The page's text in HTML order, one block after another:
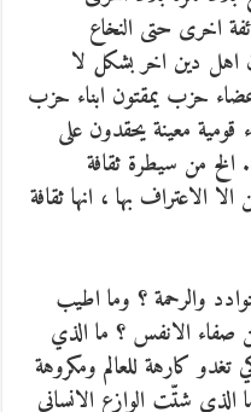
اخرى حتى النخاع
اهل دين اخر بشكل لا
حزب يمقتون ابناء حزب
معينة يحقدون على
من سيطرة ثقافة
الاعتراف بها ، انها ثقافة
والرحمة ؟ وما اطيب
صفاء الانفس ؟ ما الذي
كارهة للعالم ومكروهة
الذي شتّت الوازع الانساني